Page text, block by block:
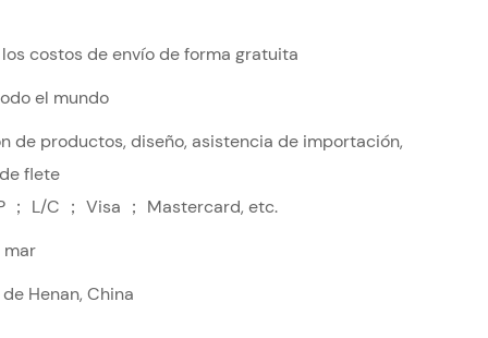
costos de envío de forma gratuita
el mundo
de productos, diseño, asistencia de importación,
flete
； L/C ； Visa ； Mastercard, etc.
mar
Henan, China